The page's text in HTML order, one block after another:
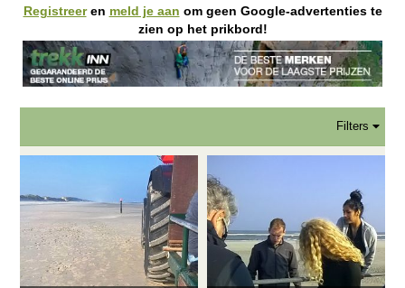
Registreeren meld je aan om geen Google-advertenties te
zien op het prikbord!
Filters